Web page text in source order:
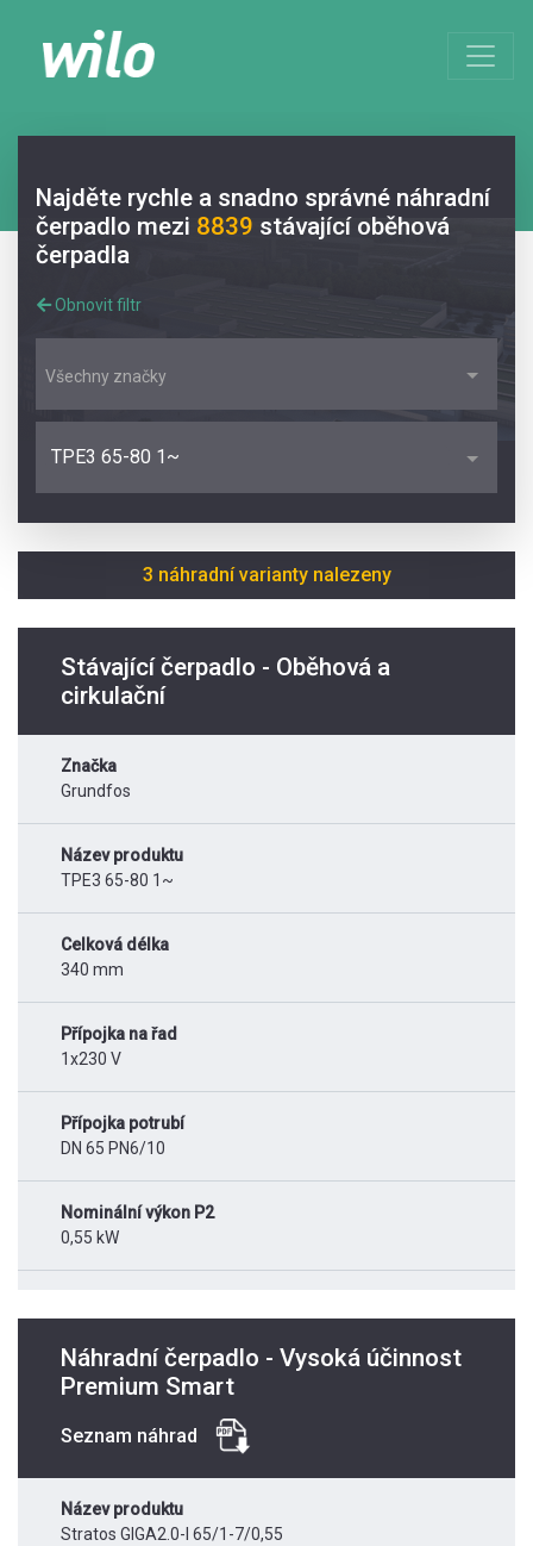
Najděte rychle a snadno správné náhradní
čerpadlo mezi 8839 stávající oběhová
čerpadla
Obnovit filtr
Všechny značky
TPE3 65-80 1~
3 náhradní varianty nalezeny
Stávající čerpadlo - Oběhová a
cirkulační
Značka
Grundfos
Název produktu
TPE3 65-80 1~
Celková délka
340 mm
Přípojka na řad
1x230 V
Přípojka potrubí
DN 65 PN6/10
Nominální výkon P2
0,55 kW
Náhradní čerpadlo - Vysoká účinnost
Premium Smart
Seznam náhrad
Název produktu
Stratos GIGA2.0-I 65/1-7/0,55